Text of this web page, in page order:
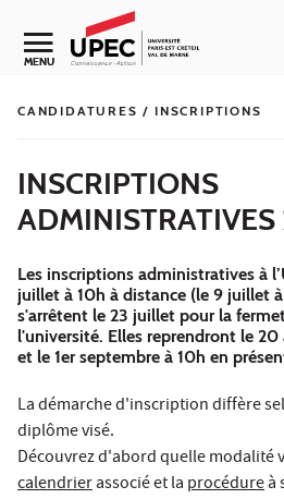
Aller au contenu
Navigation secondaire
MENU
CANDIDATURES / INSCRIPTIONS
INSCRIPTIONS
Les inscriptions administratives à
juillet à 10h à distance (le 9 juillet
s'arrêtent le 23 juillet pour la
l'université. Elles reprendront le
et le 1er septembre à 10h en
La démarche d'inscription diffère
diplôme visé.
Découvrez d'abord quelle modalité
calendrierassocié et la procédureà